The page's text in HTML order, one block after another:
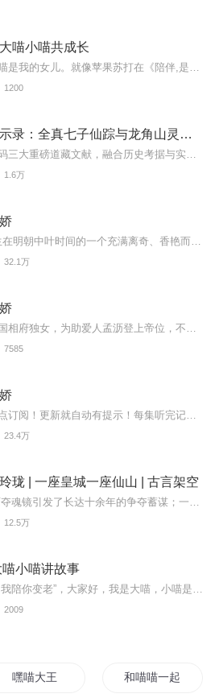
喵小喵共成长
1200
仙山宫观启示录：全真七子仙踪与龙角山灵应秘史
1.6万
32.1万
7585
23.4万
玲珑 | 一座皇城一座仙山 | 古言架空
12.5万
小喵讲故事
2009
嘿喵大王 和喵喵一起成仙